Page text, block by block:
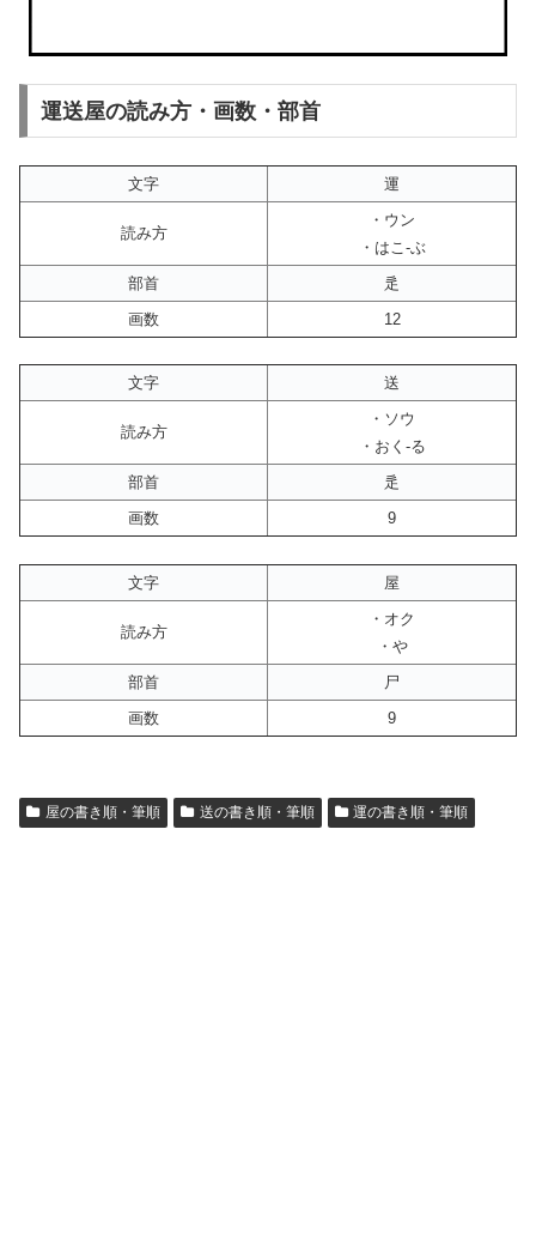
運送屋の読み方・画数・部首
文字 運
読み方
・ウン
・はこ-ぶ
部首
辵
画数
12
文字 送
読み方
・ソウ
・おく-る
部首
辵
画数
9
文字 屋
読み方
・オク
・や
部首
尸
画数
9
屋の書き順・筆順 送の書き順・筆順 運の書き順・筆順